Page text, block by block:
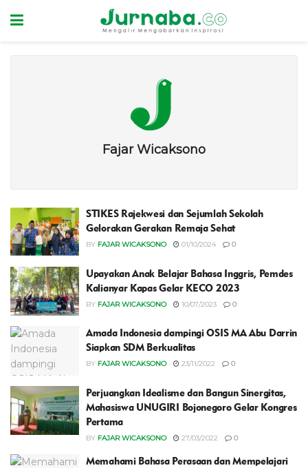
Fajar Wicaksono
STIKES Rajekwesi dan Sejumlah Sekolah
Gelorakan Gerakan Remaja Sehat
BY FAJAR WICAKSONO 01/10/2024 0
Upayakan Anak Belajar Bahasa Inggris, Pemdes
Kalianyar Kapas Gelar KECO 2023
BY FAJAR WICAKSONO 10/07/2023 0
Amada Indonesia dampingi OSIS MA Abu Darrin
Siapkan SDM Berkualitas
BY FAJAR WICAKSONO 23/11/2022 0
Perjuangkan Idealisme dan Bangun Sinergitas,
Mahasiswa UNUGIRI Bojonegoro Gelar Kongres
Pertama
BY FAJAR WICAKSONO 27/03/2022 0
Memahami Bahasa Perasaan dan Mempelajari